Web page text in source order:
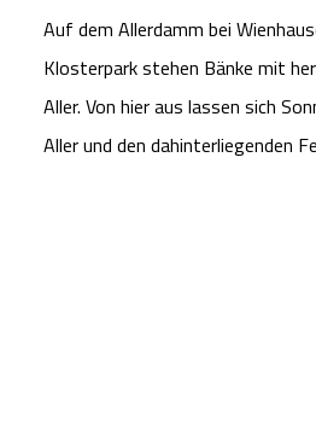
Auf dem Allerdamm bei
Klosterpark stehen Bänke mit
Aller. Von hier aus lassen sich
Aller und den dahinterliegenden